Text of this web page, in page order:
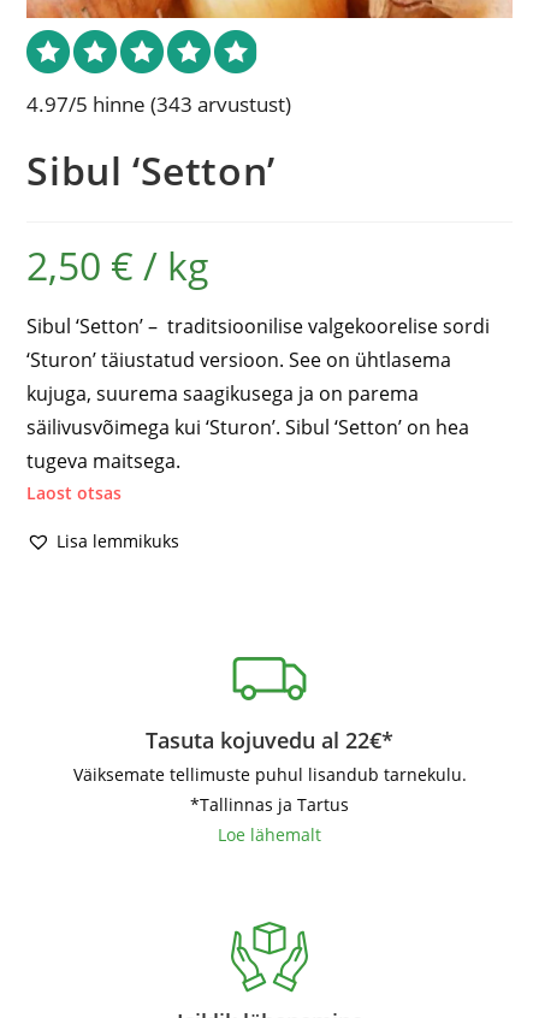
4.97/5 hinne (343 arvustust)
Sibul ‘Setton’
2,50 € / kg
Sibul ‘Setton’ – traditsioonilise valgekoorelise sordi
‘Sturon’ täiustatud versioon. See on ühtlasema
kujuga, suurema saagikusega ja on parema
säilivusvõimega kui ‘Sturon’. Sibul ‘Setton’ on hea
tugeva maitsega.
Laost otsas
Lisa lemmikuks
Tasuta kojuvedu al 22€*
Väiksemate tellimuste puhul lisandub tarnekulu.
*Tallinnas ja Tartus
Loe lähemalt